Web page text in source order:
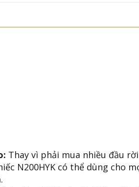
Thay vì phải mua nhiều đầu rời
N200HYK có thể dùng cho